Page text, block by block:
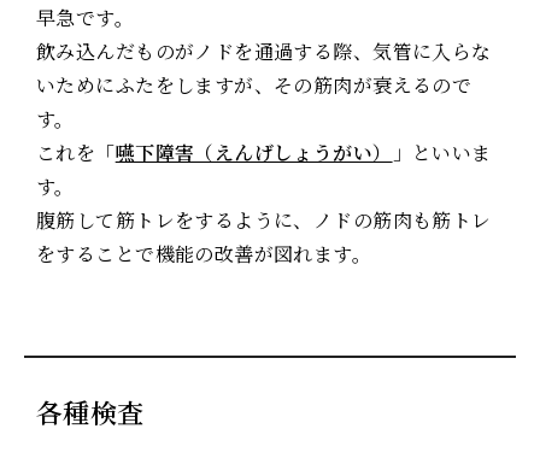
早急です。
飲み込んだものがノドを通過する際、気管に入らな
いためにふたをしますが、その筋肉が衰えるので
す。
これを「嚥下障害（えんげしょうがい）
」といいま
す。
腹筋して筋トレをするように、ノドの筋肉も筋トレ
をすることで機能の改善が図れます。
各種検査